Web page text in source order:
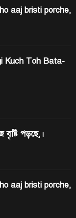
aaj bristi porche,
Kuch Toh Bata-
পড়ছে,।
aaj bristi porche,